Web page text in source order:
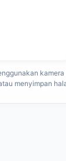
menyimpan